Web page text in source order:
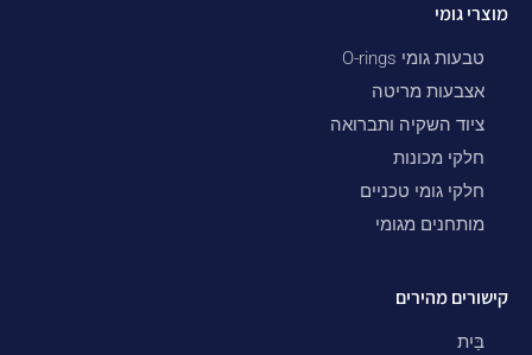
מוצרי גומי
טבעות גומי O-rings
אצבעות מריטה
ציוד השקיה ותברואה
חלקי מכונות
חלקי גומי טכניים
מותחנים מגומי
קישורים מהירים
בַּיִת